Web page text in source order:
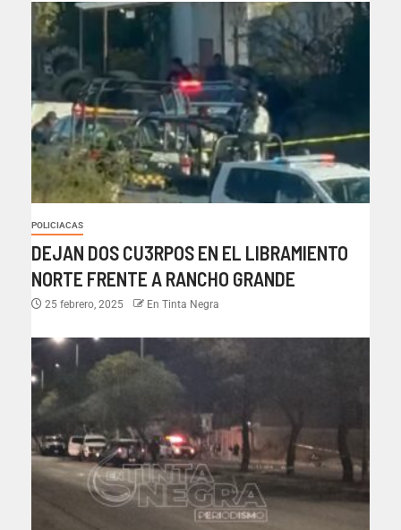
POLICIACAS
DEJAN DOS CU3RPOS EN EL LIBRAMIENTO
NORTE FRENTE A RANCHO GRANDE
25 febrero, 2025 En Tinta Negra